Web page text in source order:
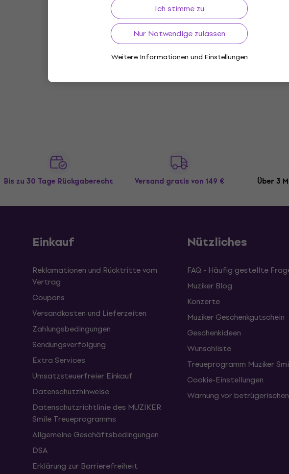
Ich stimme zu
Nur Notwendige zulassen
Weitere Informationen und Einstellungen
Bis zu 30 Tage Rückgaberecht Versand gratisvon 149 € Über 3
Einkauf
Reklamationen und Rücktritte vom
Vertrag
Coupons
Versandkosten und Lieferzeiten
Zahlungsbedingungen
Sendungsverfolgung
Extra Services
Umsatzsteuerfreier Einkauf
Datenschutzhinweise
Datenschutzrichtlinie des MUZIKER
Smile Treueprogramms
Allgemeine Geschäftsbedingungen
DSA
Erklärung zur Barrierefreiheit
Nützliches
FAQ - Häufig gestellte
Muziker Blog
Konzerte
Muziker Geschenkgutschein
Geschenkideen
Wunschliste
Treueprogramm Muziker
Cookie-Einstellungen
Warnung vor